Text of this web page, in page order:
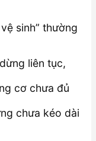
sinh” thường
liên tục,
cơ chưa đủ
chưa kéo dài